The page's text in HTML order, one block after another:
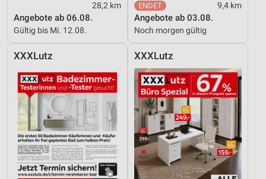
28,2 km
Angebote ab 06.08.
Gültig bis Mi. 12.08.
9,4 km
Angebote ab 03.08.
Noch morgen gültig
XXXLutz XXXLutz